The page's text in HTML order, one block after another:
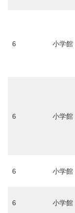
6 小学館
6 小学館
6 小学館
6 小学館